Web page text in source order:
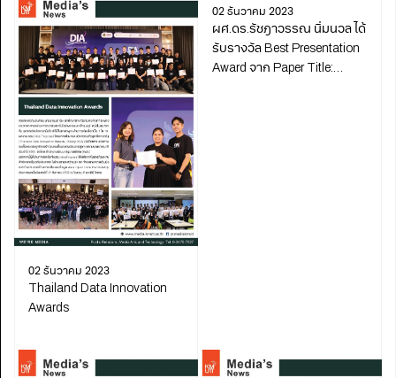
02 ธันวาคม 2023
Thailand Data Innovation
Awards
02 ธันวาคม 2023
ผศ.ดร.รัชฎาวรรณ นิ่มนวล ได้
รับรางวัล Best Presentation
Award จาก Paper Title: